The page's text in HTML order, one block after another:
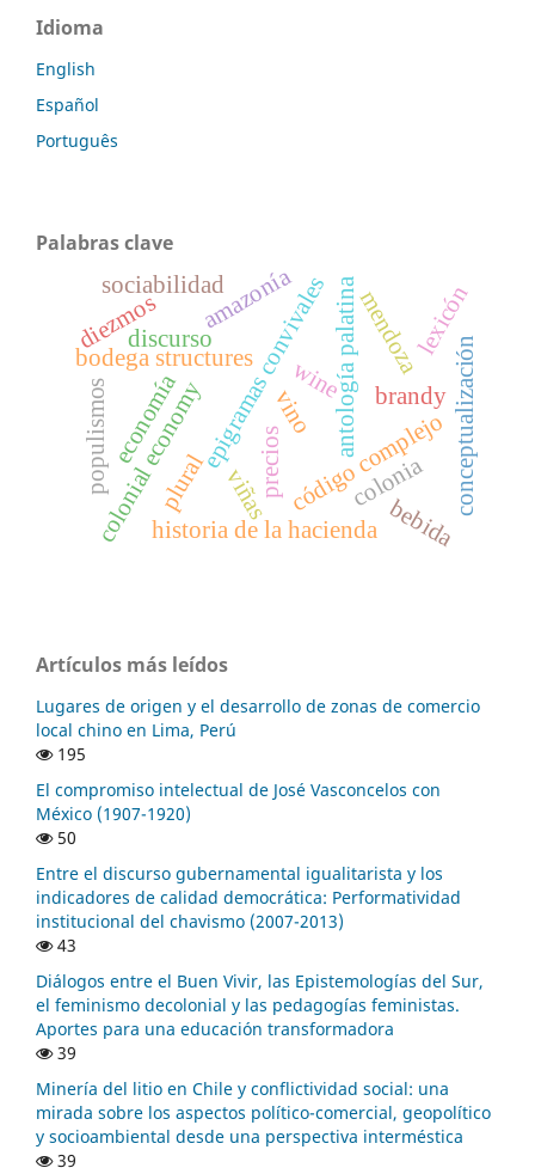
Idioma
English
Español
Português
Palabras clave
epigramas convivalesantología palatina
vinocódigo complejo
plural
wine brandy
bodega structures
colonial economy colonia
precios
economía
historia de la hacienda
diezmos mendoza
viñas
discurso lexicón
conceptualización
sociabilidad
bebida
populismos
amazonía
Artículos más leídos
Lugares de origen y el desarrollo de zonas de comercio
local chino en Lima, Perú
195
El compromiso intelectual de José Vasconcelos con
México (1907-1920)
50
Entre el discurso gubernamental igualitarista y los
indicadores de calidad democrática: Performatividad
institucional del chavismo (2007-2013)
43
Diálogos entre el Buen Vivir, las Epistemologías del Sur,
el feminismo decolonial y las pedagogías feministas.
Aportes para una educación transformadora
39
Minería del litio en Chile y conflictividad social: una
mirada sobre los aspectos político-comercial, geopolítico
y socioambiental desde una perspectiva interméstica
39